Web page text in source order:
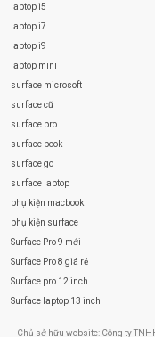
laptop i5
laptop i7
laptop i9
laptop mini
surface microsoft
surface cũ
surface pro
surface book
surface go
surface laptop
phụ kiện macbook
phụ kiện surface
Surface Pro 9 mới
Surface Pro 8 giá rẻ
Surface pro 12 inch
Surface laptop 13 inch
Chủ sở hữu website: Công ty